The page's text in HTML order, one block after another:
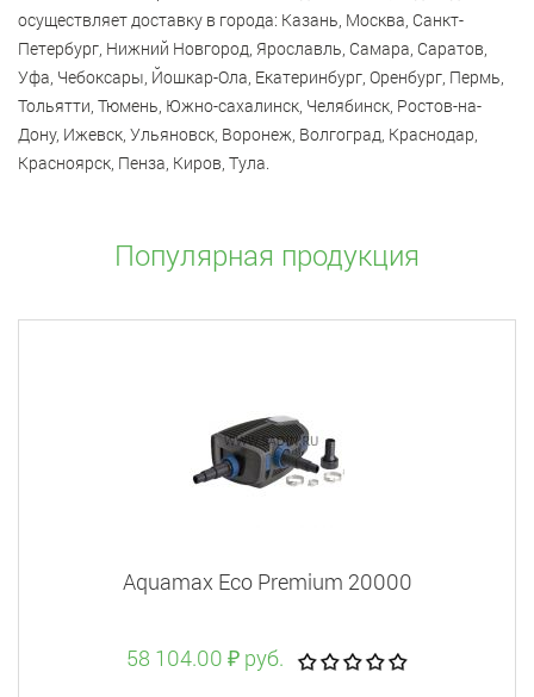
осуществляет доставку в города: Казань, Москва, Санкт-
Петербург, Нижний Новгород, Ярославль, Самара, Саратов,
Уфа, Чебоксары, Йошкар-Ола, Екатеринбург, Оренбург, Пермь,
Тольятти, Тюмень, Южно-сахалинск, Челябинск, Ростов-на-
Дону, Ижевск, Ульяновск, Воронеж, Волгоград, Краснодар,
Красноярск, Пенза, Киров, Тула.
Популярная продукция
Aquamax Eco Premium 20000
58 104.00 ₽ руб.